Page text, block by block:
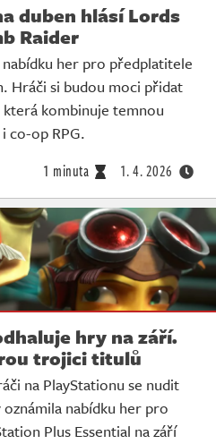
duben hlásí Lords
Raider
her pro předplatitele
Hráči si budou moci přidat
kombinuje temnou
co-op RPG.
1 minuta 1. 4. 2026
hry na září.
trojici titulů
na PlayStationu se nudit
nabídku her pro
Plus Essential na září